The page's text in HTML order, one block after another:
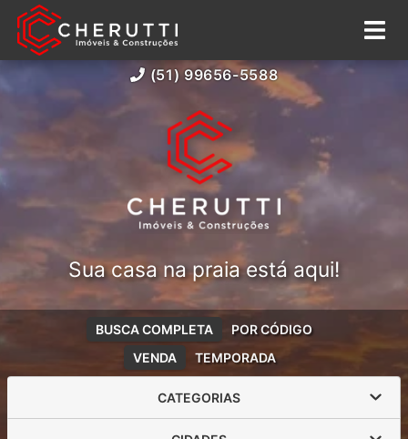
(51) 99656-5588
Sua casa na praia está aqui!
VENDA TEMPORADA
BUSCA COMPLETA POR CÓDIGO
CATEGORIAS